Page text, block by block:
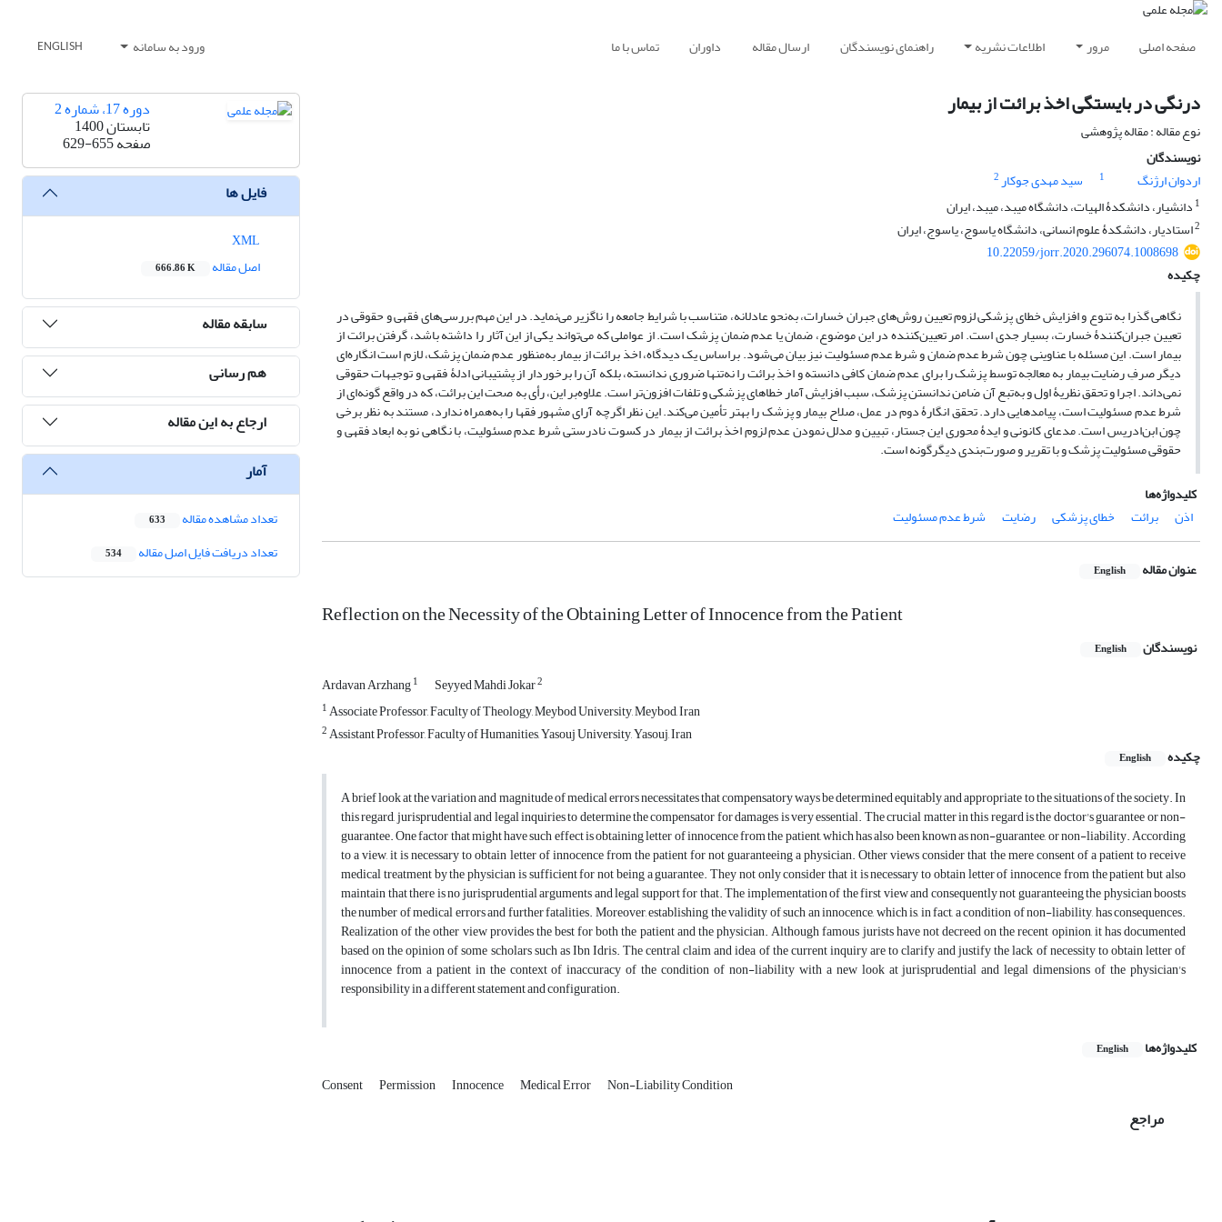
صفحه اصلی مرور اطلاعات نشریه راهنمای نویسندگان ارسال مقاله داوران تماس با ما ورود به سامانه ENGLISH
درنگی در بایستگی اخذ برائت از بیمار
نوع مقاله : مقاله پژوهشی
نویسندگان
اردوان ارژنگ
1 سید مهدی جوکار2
1 دانشیار، دانشکدۀ الهیات، دانشگاه میبد، میبد، ایران
2استادیار، دانشکدۀ علوم انسانی، دانشگاه یاسوج، یاسوج، ایران
10.22059/jorr.2020.296074.1008698
چکیده
نگاهی گذرا به تنوع و افزایش خطای پزشکی لزوم تعیین روش‌های جبران خسارات، به‌نحو عادلانه، متناسب با شرایط جامعه را ناگزیر می‌نماید. در این مهم بررسی‌های فقهی و حقوقی در
تعیین جبران‌کنندۀ خسارت، بسیار جدی است. امر تعیین‌کننده در این موضوع، ضمان یا عدم ضمان پزشک است. از عواملی که می‌تواند یکی از این آثار را داشته باشد، گرفتن برائت از
بیمار است. این مسئله با عناوینی چون شرط عدم ضمان و شرط عدم مسئولیت نیز بیان می‌شود. براساس یک دیدگاه، اخذ برائت از بیمار به‌منظور عدم ضمان پزشک، لازم است انگاره‌ای
دیگر صرفِ رضایت بیمار به معالجه توسط پزشک را برای عدم ضمان کافی دانسته و اخذ برائت را نه‌تنها ضروری ندانسته، بلکه آن را برخوردار از پشتیبانی ادلۀ فقهی و توجیهات حقوقی
نمی‌داند. اجرا و تحقق نظریۀ اول و به‌تبع آن ضامن ندانستن پزشک، سبب افزایش آمار خطاهای پزشکی و تلفات افزون‌تر است. علاوه‌بر این، رأی به صحت این برائت، که در واقع گونه‌ای از
شرط عدم مسئولیت است، پیامدهایی دارد. تحقق انگارۀ دوم در عمل، صلاح بیمار و پزشک را بهتر تأمین می‌کند. این نظر اگرچه آرای مشهور فقها را به‌همراه ندارد، مستند به نظر برخی
چون ابن‌ادریس است. مدعای کانونی و ایدۀ محوری این جستار، تبیین و مدلل نمودن عدم لزوم اخذ برائت از بیمار در کسوت نادرستی شرط عدم مسئولیت، با نگاهی نو به ابعاد فقهی و
حقوقی مسئولیت پزشک و با تقریر و صورت‌بندی دیگرگونه است.
کلیدواژه‌ها
اذن
برائت خطای پزشکی رضایت شرط عدم مسئولیت
عنوان مقاله English
Reflection on the Necessity of the Obtaining Letter of Innocence from the Patient
نویسندگان English
Ardavan Arzhang1 Seyyed Mahdi Jokar2
1Associate Professor, Faculty of Theology, Meybod University, Meybod, Iran
2Assistant Professor, Faculty of Humanities, Yasouj University, Yasouj, Iran
چکیده
English
A brief look at the variation and magnitude of medical errors necessitates that compensatory ways be determined equitably and appropriate to the situations of the society. In
this regard, jurisprudential and legal inquiries to determine the compensator for damages is very essential. The crucial matter in this regard is the doctor's guarantee or non-
guarantee. One factor that might have such effect is obtaining letter of innocence from the patient, which has also been known as non-guarantee, or non-liability. According
to a view, it is necessary to obtain letter of innocence from the patient for not guaranteeing a physician. Other views consider that the mere consent of a patient to receive
medical treatment by the physician is sufficient for not being a guarantee. They not only consider that it is necessary to obtain letter of innocence from the patient but also
maintain that there is no jurisprudential arguments and legal support for that. The implementation of the first view and consequently not guaranteeing the physician boosts
the number of medical errors and further fatalities. Moreover, establishing the validity of such an innocence, which is, in fact, a condition of non-liability, has consequences.
Realization of the other view provides the best for both the patient and the physician. Although famous jurists have not decreed on the recent opinion, it has documented
based on the opinion of some scholars such as Ibn Idris. The central claim and idea of ​​the current inquiry are to clarify and justify the lack of necessity to obtain letter of
innocence from a patient in the context of inaccuracy of the condition of non-liability with a new look at jurisprudential and legal dimensions of the physician's
responsibility in a different statement and configuration.
کلیدواژه‌ها English
Consent Permission Innocence Medical Error Non-Liability Condition
مراجع
دوره 17، شماره 2
تابستان 1400
صفحه629-655
فایل ها
اصل مقاله
666.86 K
سابقه مقاله
هم رسانی
ارجاع به این مقاله
آمار
تعداد مشاهده مقاله 633
تعداد دریافت فایل اصل مقاله 534